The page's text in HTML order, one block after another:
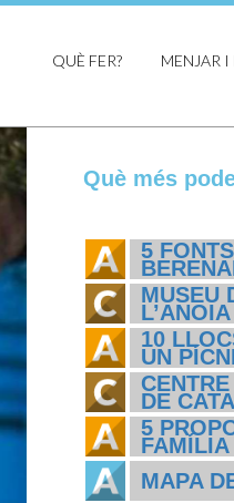
QUÈ FER? MENJAR
Què més
5
MUSEU
L’ANOIA
10
UN
DE
5
FAMÍLIA
MAPA